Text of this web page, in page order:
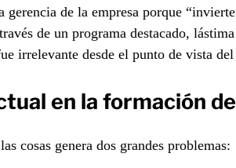
de la empresa porque
de un programa destacado,
irrelevante desde el punto de vista
en la formación
cosas genera dos grandes problemas: